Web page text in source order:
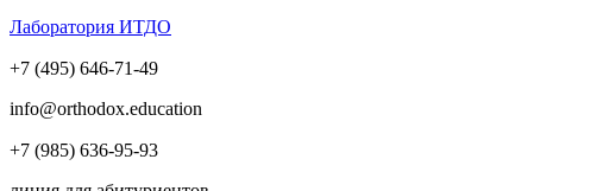
Лаборатория ИТДО
+7 (495) 646-71-49
info@orthodox.education
+7 (985) 636-95-93